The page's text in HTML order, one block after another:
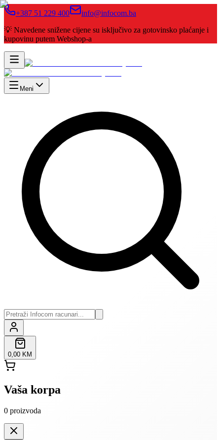
+387 51 229 400
info@infocom.ba
💡 Navedene snižene cijene su isključivo za gotovinsko plaćanje i
kupovinu putem Webshop-a
Meni
0,00 KM
Vaša korpa
0 proizvoda